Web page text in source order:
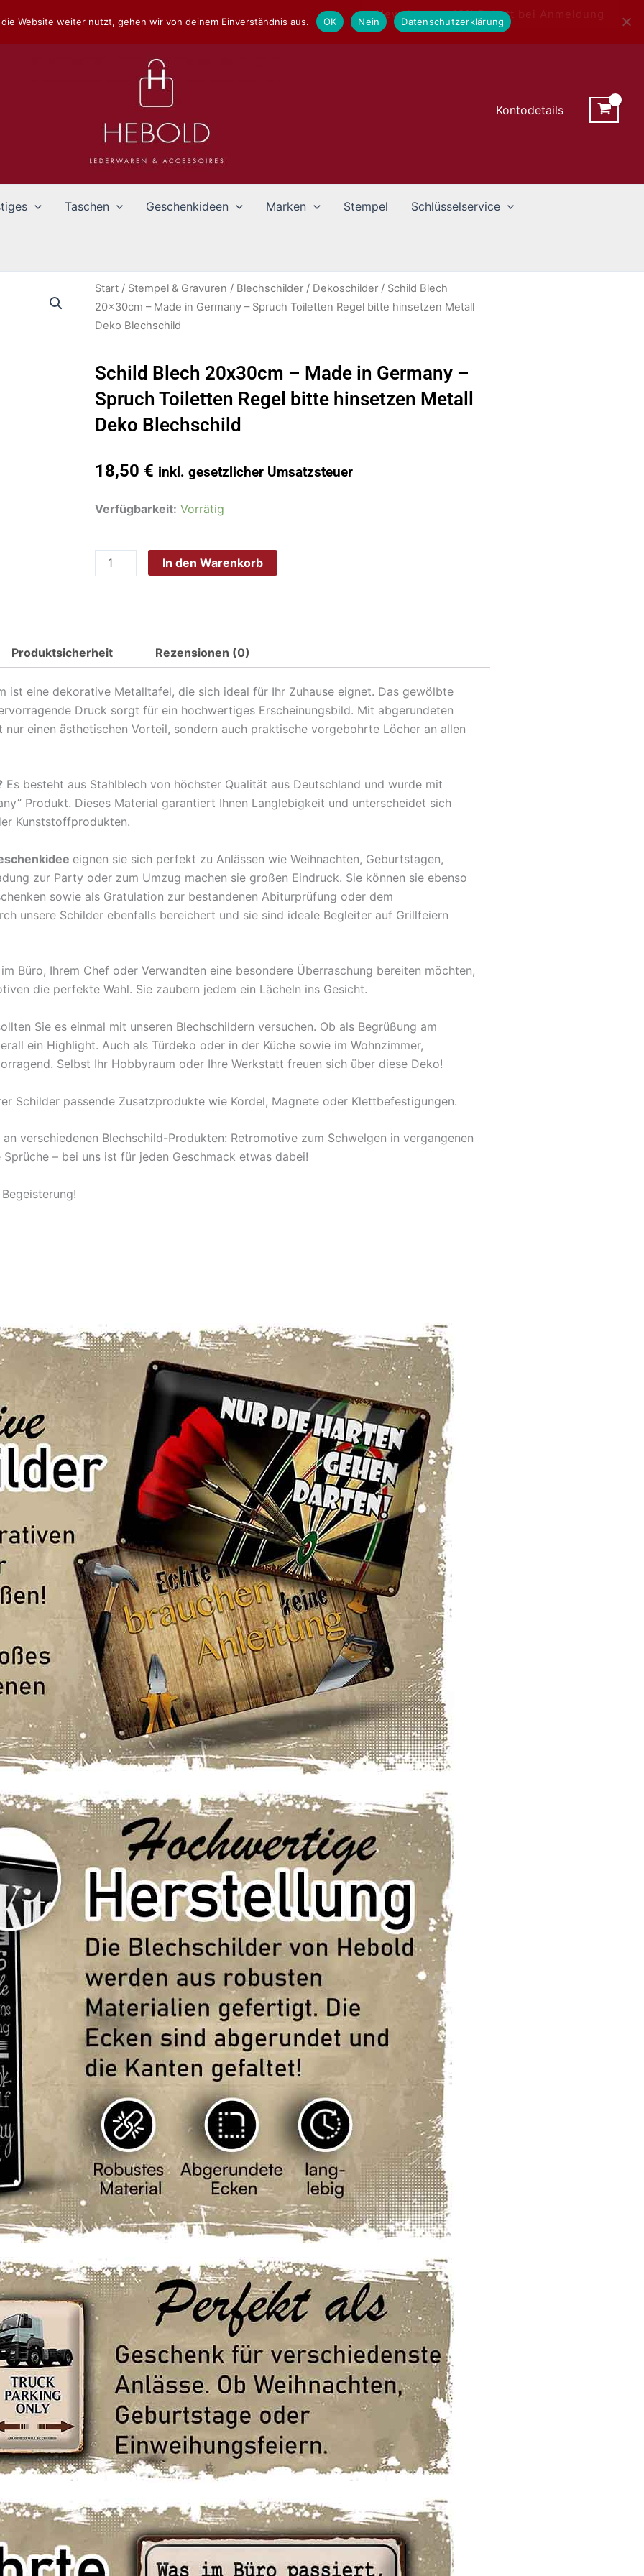
Newsletter - 10% Rabatt bei Anmeldung
Kontodetails
Taschen Geschenkideen Marken Stempel Schlüsselservice
Start / Stempel & Gravuren / Blechschilder / Dekoschilder / Schild Blech
20x30cm – Made in Germany – Spruch Toiletten Regel bitte hinsetzen Metall
Deko Blechschild
Schild Blech 20x30cm – Made in Germany –
Spruch Toiletten Regel bitte hinsetzen Metall
Deko Blechschild
18,50 € inkl. gesetzlicher Umsatzsteuer
Verfügbarkeit: Vorrätig
Schild
Spruch
Regel
bitte
hinsetzen
Blechschild
Menge
In den Warenkorb
Produktsicherheit Rezensionen (0)
eine dekorative Metalltafel, die sich ideal für Ihr Zuhause eignet. Das gewölbte
Druck sorgt für ein hochwertiges Erscheinungsbild. Mit abgerundeten
einen ästhetischen Vorteil, sondern auch praktische vorgebohrte Löcher an allen
Es besteht aus Stahlblech von höchster Qualität aus Deutschland und wurde mit
Produkt. Dieses Material garantiert Ihnen Langlebigkeit und unterscheidet sich
Kunststoffprodukten.
eignen sie sich perfekt zu Anlässen wie Weihnachten, Geburtstagen,
zur Party oder zum Umzug machen sie großen Eindruck. Sie können sie ebenso
sowie als Gratulation zur bestandenen Abiturprüfung oder dem
unsere Schilder ebenfalls bereichert und sie sind ideale Begleiter auf Grillfeiern
Büro, Ihrem Chef oder Verwandten eine besondere Überraschung bereiten möchten,
die perfekte Wahl. Sie zaubern jedem ein Lächeln ins Gesicht.
Sie es einmal mit unseren Blechschildern versuchen. Ob als Begrüßung am
ein Highlight. Auch als Türdeko oder in der Küche sowie im Wohnzimmer,
Selbst Ihr Hobbyraum oder Ihre Werkstatt freuen sich über diese Deko!
Schilder passende Zusatzprodukte wie Kordel, Magnete oder Klettbefestigungen.
verschiedenen Blechschild-Produkten: Retromotive zum Schwelgen in vergangenen
– bei uns ist für jeden Geschmack etwas dabei!
die Website weiter nutzt, gehen wir von deinem Einverständnis aus. OK Nein Datenschutzerklärung